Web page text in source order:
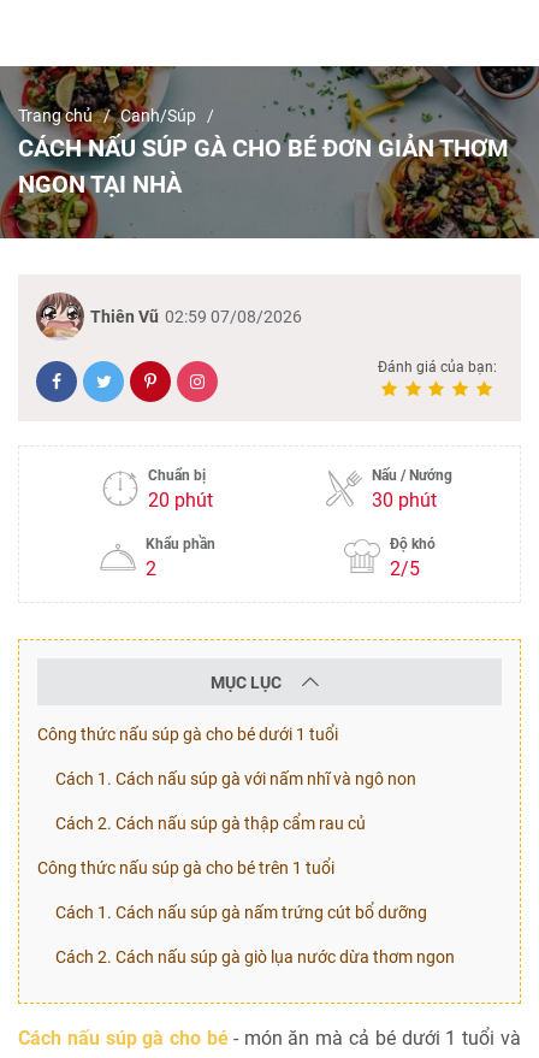
Trang chủ Canh/Súp
CÁCH NẤU SÚP GÀ CHO BÉ ĐƠN GIẢN THƠM
NGON TẠI NHÀ
Thiên Vũ 02:59 07/08/2026
Đánh giá của bạn:
Chuẩn bị
20 phút
Nấu / Nướng
30 phút
Khẩu phần
2
Độ khó
2/5
MỤC LỤC
Công thức nấu súp gà cho bé dưới 1 tuổi
Cách 1. Cách nấu súp gà với nấm nhĩ và ngô non
Cách 2. Cách nấu súp gà thập cẩm rau củ
Công thức nấu súp gà cho bé trên 1 tuổi
Cách 1. Cách nấu súp gà nấm trứng cút bổ dưỡng
Cách 2. Cách nấu súp gà giò lụa nước dừa thơm ngon
Cách nấu súp gà cho bé - món ăn mà cả bé dưới 1 tuổi và